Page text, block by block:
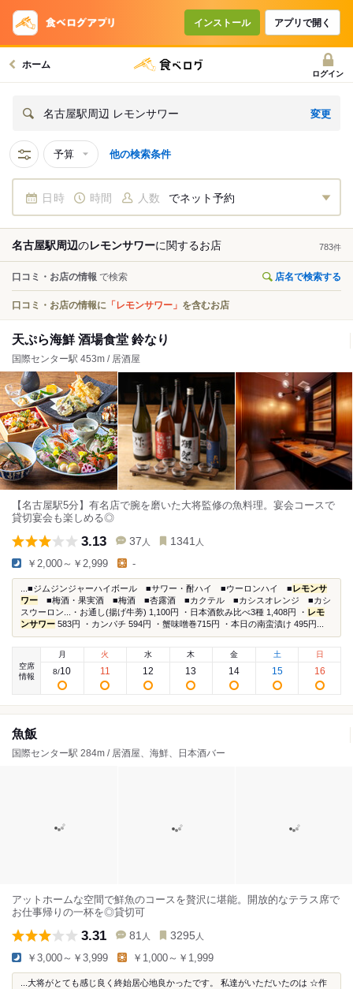
インストール アプリで開く
ホーム
ログイン
名古屋駅周辺 レモンサワー 変更
予算 他の検索条件
日時 時間 人数 でネット予約
名古屋駅周辺のレモンサワーに関するお店 783件
口コミ・お店の情報 で検索 店名で検索する
口コミ・お店の情報に 「レモンサワー」 を含むお店
天ぷら海鮮 酒場食堂 鈴なり
国際センター駅 453m / 居酒屋
【名古屋駅5分】有名店で腕を磨いた大将監修の魚料理。宴会コースで
貸切宴会も楽しめる◎
3.13 37 人 1341 人
￥2,000～￥2,999 -
...■ジムジンジャーハイボール ■サワー・酎ハイ ■ウーロンハイ ■ レモンサ
ワー ■梅酒・果実酒 ■梅酒 ■杏露酒 ■カクテル ■カシスオレンジ ■カシ
スウーロン...・お通し(揚げ牛蒡) 1,100円 ・日本酒飲み比べ3種 1,408円 ・ レモ
ンサワー 583円 ・カンパチ 594円 ・蟹味噌巻715円 ・本日の南蛮漬け 495円...
空席
情報
月
8/10
火
11
水
12
木
13
金
14
土
15
日
16
魚飯
国際センター駅 284m / 居酒屋、海鮮、日本酒バー
アットホームな空間で鮮魚のコースを贅沢に堪能。開放的なテラス席で
お仕事帰りの一杯を◎貸切可
3.31 81 人 3295 人
￥3,000～￥3,999 ￥1,000～￥1,999
...大将がとても感じ良く終始居心地良かったです。 私達がいただいたのは ☆作